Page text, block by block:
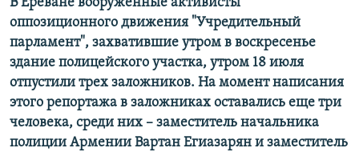
В Ереване вооруженные активисты
оппозиционного движения "Учредительный
парламент", захватившие утром в воскресенье
здание полицейского участка, утром 18 июля
отпустили трех заложников. На момент написания
этого репортажа в заложниках оставались еще три
человека, среди них – заместитель начальника
полиции Армении Вартан Егиазарян и заместитель